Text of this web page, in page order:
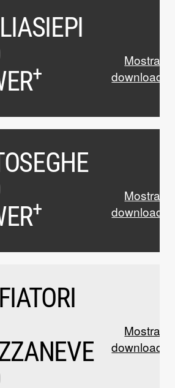
+
Mostrare
download
+
Mostrare
download
Mostrare
download